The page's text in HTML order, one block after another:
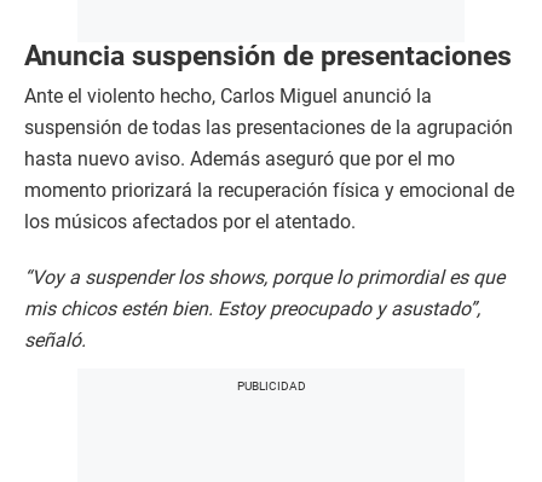
Anuncia suspensión de presentaciones
Ante el violento hecho, Carlos Miguel anunció la
suspensión de todas las presentaciones de la agrupación
hasta nuevo aviso. Además aseguró que por el mo
momento priorizará la recuperación física y emocional de
los músicos afectados por el atentado.​
“Voy a suspender los shows, porque lo primordial es que
mis chicos estén bien. Estoy preocupado y asustado”,
señaló.​